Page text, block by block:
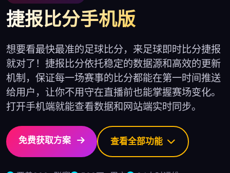
捷报比分手机版
想要看最快最准的足球比分，来足球即时比分捷报
就对了！捷报比分依托稳定的数据源和高效的更新
机制，保证每一场赛事的比分都能在第一时间推送
给用户，让你不用守在直播前也能掌握赛场变化。
打开手机端就能查看数据和网站端实时同步。
免费获取方案 查看全部功能